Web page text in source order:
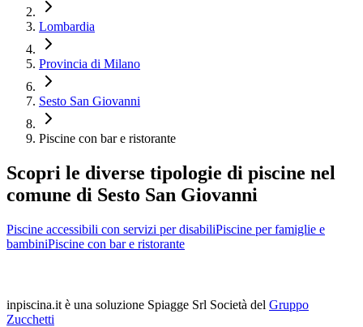
Lombardia
Provincia di Milano
Sesto San Giovanni
Piscine con bar e ristorante
Scopri le diverse tipologie di piscine nel
comune di Sesto San Giovanni
Piscine accessibili con servizi per disabiliPiscine per famiglie e
bambiniPiscine con bar e ristorante
inpiscina.it è una soluzione Spiagge Srl Società del Gruppo
Zucchetti